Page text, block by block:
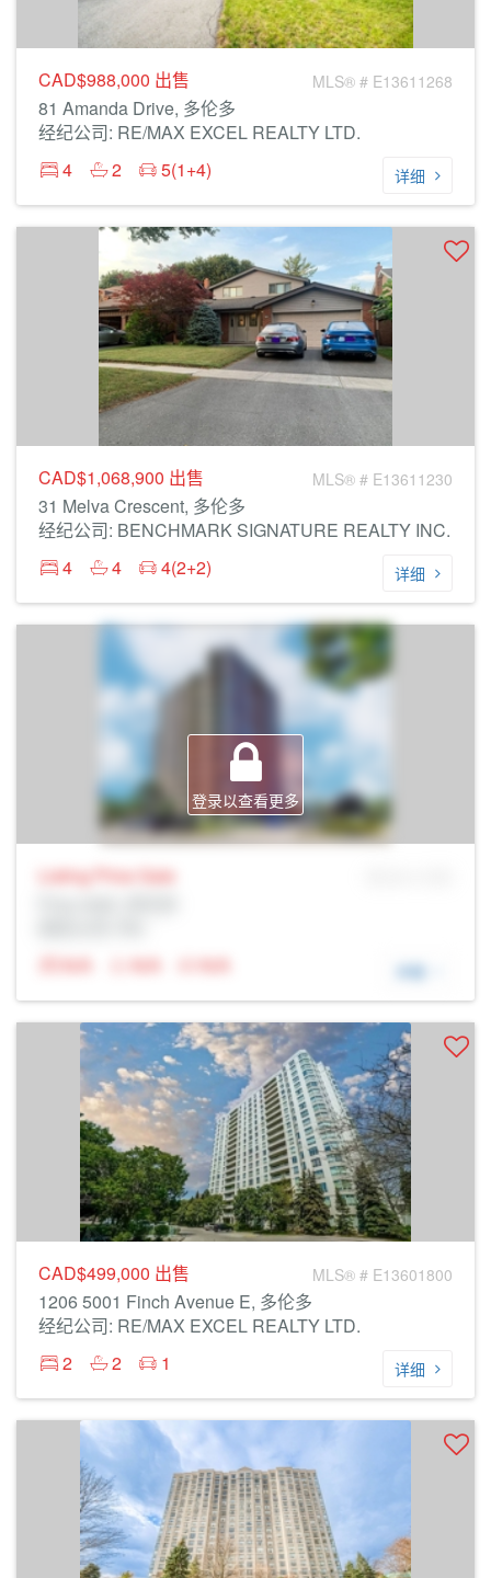
CAD$988,000 出售 MLS® # E13611268
81 Amanda Drive, 多伦多
经纪公司: RE/MAX EXCEL REALTY LTD.
4
2 5(1+4) 详细
CAD$1,068,900 出售 MLS® # E13611230
31 Melva Crescent, 多伦多
经纪公司: BENCHMARK SIGNATURE REALTY INC.
4
4 4(2+2) 详细
登录以查看更多
Listing Price Sale
N/A
N/A N/A 详细
CAD$499,000 出售 MLS® # E13601800
1206 5001 Finch Avenue E, 多伦多
经纪公司: RE/MAX EXCEL REALTY LTD.
2
2 1 详细